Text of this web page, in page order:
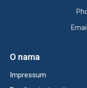
O nama
Impressum